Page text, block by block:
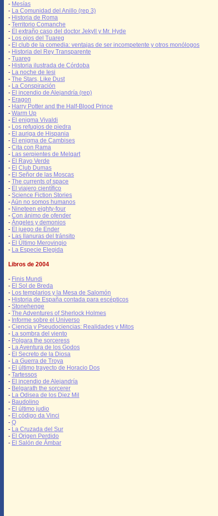
- Mesías
- La Comunidad del Anillo (rep 3)
- Historia de Roma
- Territorio Comanche
- El extraño caso del doctor Jekyll y Mr. Hyde
- Los ojos del Tuareg
- El club de la comedia: ventajas de ser incompetente y otros monólogos
- Historia del Rey Transparente
- Tuareg
- Historia ilustrada de Córdoba
- La noche de Iesi
- The Stars, Like Dust
- La Conspiración
- El incendio de Alejandría (rep)
- Eragon
- Harry Potter and the Half-Blood Prince
- Warm Up
- El enigma Vivaldi
- Los refugios de piedra
- El auriga de Hispania
- El enigma de Cambises
- Cita con Rama
- Las serpientes de Melqart
- El Rayo Verde
- El Club Dumas
- El Señor de las Moscas
- The currents of space
- El viajero científico
- Science Fiction Stories
-Aún no somos humanos
- Nineteen eighty-four
- Con ánimo de ofender
- Ángeles y demonios
- El juego de Ender
- Las llanuras del tránsito
- El Último Merovingio
- La Especie Elegida
Libros de 2004
- Finis Mundi
- El Sol de Breda
- Los templarios y la Mesa de Salomón
- Historia de España contada para escépticos
- Stonehenge
- The Adventures of Sherlock Holmes
- Informe sobre el Universo
- Ciencia y Pseudociencias: Realidades y Mitos
- La sombra del viento
- Polgara the sorceress
- La Aventura de los Godos
- El Secreto de la Diosa
- La Guerra de Troya
- El último trayecto de Horacio Dos
- Tartessos
- El incendio de Alejandría
- Belgarath the sorcerer
- La Odisea de los Diez Mil
- Baudolino
- El último judio
- El código da Vinci
- Q
- La Cruzada del Sur
- El Origen Perdido
- El Salón de Ámbar